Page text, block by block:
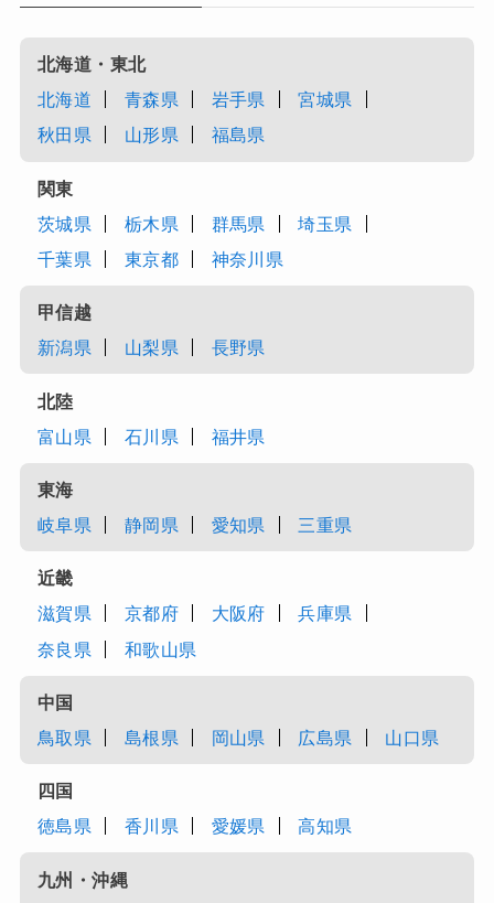
北海道・東北
北海道
青森県 岩手県
宮城県
秋田県
山形県 福島県
関東
茨城県
栃木県 群馬県
埼玉県
千葉県
東京都 神奈川県
甲信越
新潟県
山梨県 長野県
北陸
富山県
石川県 福井県
東海
岐阜県
静岡県 愛知県 三重県
近畿
滋賀県
京都府 大阪府
兵庫県
奈良県
和歌山県
中国
鳥取県
島根県 岡山県 広島県 山口県
四国
徳島県
香川県 愛媛県 高知県
九州・沖縄